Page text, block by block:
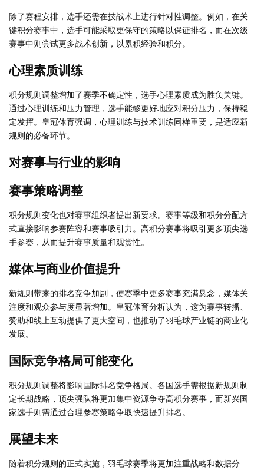
除了赛程安排，选手还需在技战术上进行针对性调整。例如，在关
键积分赛事中，选手可能采取更保守的策略以保证排名，而在次级
赛事中则尝试更多战术创新，以累积经验和积分。
心理素质训练
积分规则调整增加了赛季不确定性，选手心理素质成为胜负关键。
通过心理训练和压力管理，选手能够更好地应对积分压力，保持稳
定发挥。皇冠体育强调，心理训练与技术训练同样重要，是适应新
规则的必备环节。
对赛事与行业的影响
赛事策略调整
积分规则变化也对赛事组织者提出新要求。赛事等级和积分分配方
式直接影响参赛阵容和赛事吸引力。高积分赛事将吸引更多顶尖选
手参赛，从而提升赛事质量和观赏性。
媒体与商业价值提升
新规则带来的排名竞争加剧，使赛季中更多赛事充满悬念，媒体关
注度和观众参与度显著增加。皇冠体育分析认为，这为赛事转播、
赞助和线上互动提供了更大空间，也推动了羽毛球产业链的商业化
发展。
国际竞争格局可能变化
积分规则调整将影响国际排名竞争格局。各国选手需根据新规则制
定长期战略，顶尖强队将更加集中资源争夺高积分赛事，而新兴国
家选手则需通过合理参赛策略争取快速提升排名。
展望未来
随着积分规则的正式实施，羽毛球赛季将更加注重战略和数据分